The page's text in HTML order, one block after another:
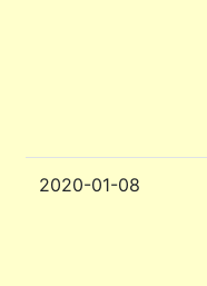
2020-01-08